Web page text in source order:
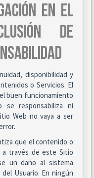
EN EL
DE
disponibilidad y
o Servicios. El
buen funcionamiento
se responsabiliza ni
Web no vaya a ser
que el contenido o
a través de este Sitio
un daño al sistema
Usuario. En ningún